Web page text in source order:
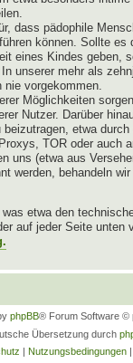
dass pädophile
können. Sollte es
eines Kindes geben,
unserer mehr als
nie vorgekommen.
Möglichkeiten
Nutzer. Darüber
beizutragen, etwa
TOR oder auch
uns (etwa aus
werden, behandeln
etwa den
auf jeder Seite unten
phpBB® Forum Software ©
Übersetzung durch
| Nutzungsbedingungen |